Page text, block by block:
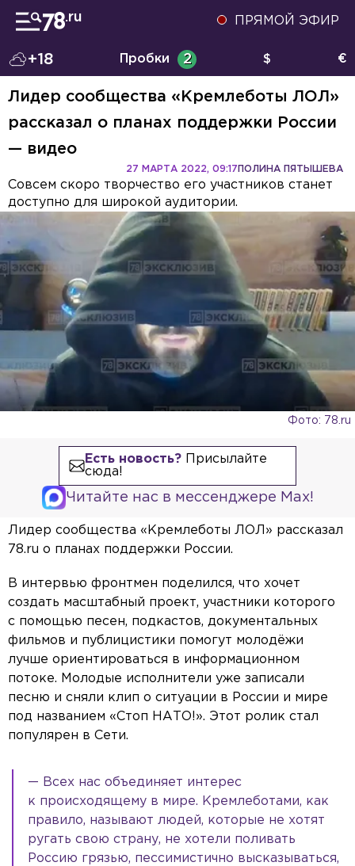
ПРЯМОЙ ЭФИР
+18 Пробки 2 $ €
Лидер сообщества «Кремлеботы ЛОЛ»
рассказал о планах поддержки России
— видео
ПОЛИНА ПЯТЫШЕВА
27 МАРТА 2022, 09:17
Совсем скоро творчество его участников станет
доступно для широкой аудитории.
Фото: 78.ru
Есть новость?Присылайте
сюда!
Читайте нас в мессенджере Max!
Лидер сообщества «Кремлеботы ЛОЛ» рассказал
78.ru о планах поддержки России.
В интервью фронтмен поделился, что хочет
создать масштабный проект, участники которого
с помощью песен, подкастов, документальных
фильмов и публицистики помогут молодёжи
лучше ориентироваться в информационном
потоке. Молодые исполнители уже записали
песню и сняли клип о ситуации в России и мире
под названием «Стоп НАТО!». Этот ролик стал
популярен в Сети.
— Всех нас объединяет интерес
к происходящему в мире. Кремлеботами, как
правило, называют людей, которые не хотят
ругать свою страну, не хотели поливать
Россию грязью, пессимистично высказываться,